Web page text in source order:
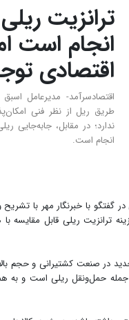
ترانزیت
انجام است
اقتصادی
اقتصادسرآمد- مدیرعامل
طریق ریل از نظر فنی
ندارد؛ در مقابل، جابه‌جایی
انجام است.
‌گفتگو با خبرنگار مهر با
ترانزیت ریلی قابل مقایسه
در صنعت کشتیرانی و حجم
حمل‌ونقل ریلی است و به